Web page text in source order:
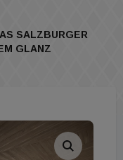
SALZBURGER
GLANZ